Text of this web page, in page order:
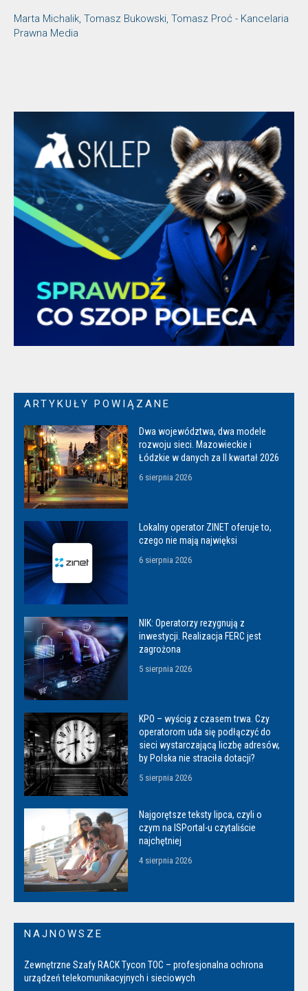
Marta Michalik, Tomasz Bukowski, Tomasz Proć - Kancelaria
Prawna Media
ARTYKUŁY POWIĄZANE
Dwa województwa, dwa modele
rozwoju sieci. Mazowieckie i
Łódzkie w danych za II kwartał 2026
6 sierpnia 2026
Lokalny operator ZINET oferuje to,
czego nie mają najwięksi
6 sierpnia 2026
NIK: Operatorzy rezygnują z
inwestycji. Realizacja FERC jest
zagrożona
5 sierpnia 2026
KPO – wyścig z czasem trwa. Czy
operatorom uda się podłączyć do
sieci wystarczającą liczbę adresów,
by Polska nie straciła dotacji?
5 sierpnia 2026
Najgorętsze teksty lipca, czyli o
czym na ISPortal-u czytaliście
najchętniej
4 sierpnia 2026
NAJNOWSZE
Zewnętrzne Szafy RACK Tycon TOC – profesjonalna ochrona
urządzeń telekomunikacyjnych i sieciowych